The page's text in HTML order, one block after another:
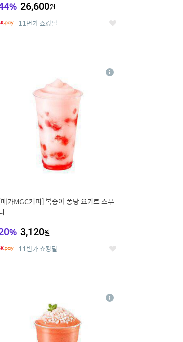
% 26,600원
11번가 쇼킹딜 좋
가MGC커피] 복숭아 퐁당 요거트 스무
% 3,120원
11번가 쇼킹딜 좋
상
상